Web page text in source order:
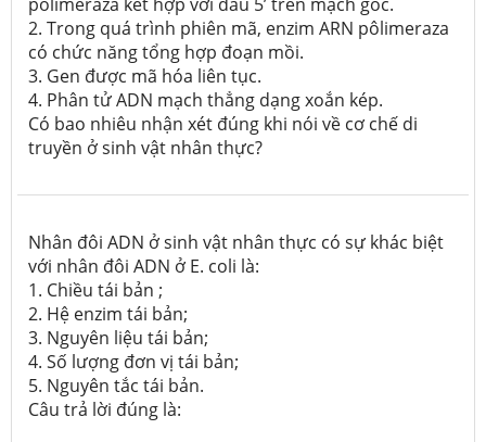
pôlimeraza kết hợp với đầu 5’ trên mạch gốc.
2. Trong quá trình phiên mã, enzim ARN pôlimeraza
có chức năng tổng hợp đoạn mồi.
3. Gen được mã hóa liên tục.
4. Phân tử ADN mạch thẳng dạng xoắn kép.
Có bao nhiêu nhận xét đúng khi nói về cơ chế di
truyền ở sinh vật nhân thực?
Nhân đôi ADN ở sinh vật nhân thực có sự khác biệt
với nhân đôi ADN ở E. coli là:
1. Chiều tái bản ;
2. Hệ enzim tái bản;
3. Nguyên liệu tái bản;
4. Số lượng đơn vị tái bản;
5. Nguyên tắc tái bản.
Câu trả lời đúng là: